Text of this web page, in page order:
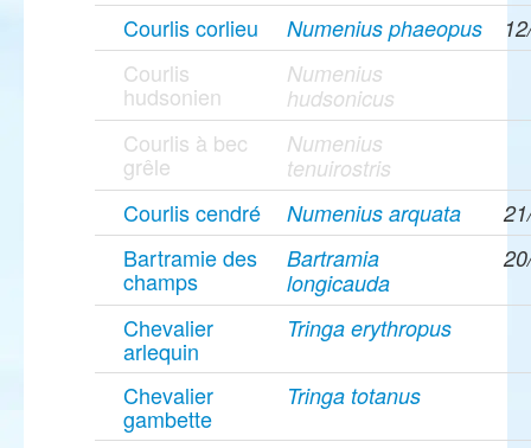
Courlis corlieu Numenius phaeopus
Courlis
hudsonien
Numenius
hudsonicus
Courlis à bec
grêle
Numenius
tenuirostris
Courlis cendré Numenius arquata
Bartramie des
champs
Bartramia
longicauda
Chevalier
arlequin
Tringa erythropus
Chevalier
gambette
Tringa totanus